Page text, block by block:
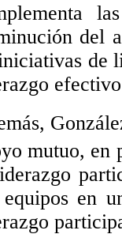
del
de
mutuo, en
en